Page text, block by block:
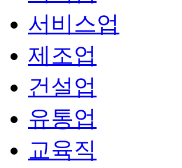
서비스업
제조업
건설업
유통업
교육직